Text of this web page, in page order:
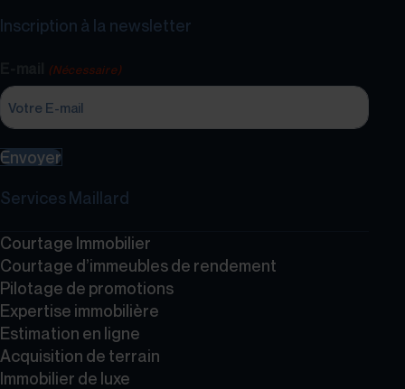
Inscription à la newsletter
(Nécessaire)
Envoyer
Services Maillard
Courtage Immobilier
Courtage d’immeubles de rendement
Pilotage de promotions
Expertise immobilière
Estimation en ligne
Acquisition de terrain
Immobilier de luxe